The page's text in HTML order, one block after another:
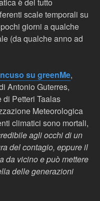
scale temporali su
giorni a qualche
(da qualche anno ad
su greenMe,
Antonio Guterres,
di Petteri Taalas
Meteorologica
climatici sono mortali,
agli occhi di un
del contagio, eppure il
da vicino e può mettere
delle generazioni